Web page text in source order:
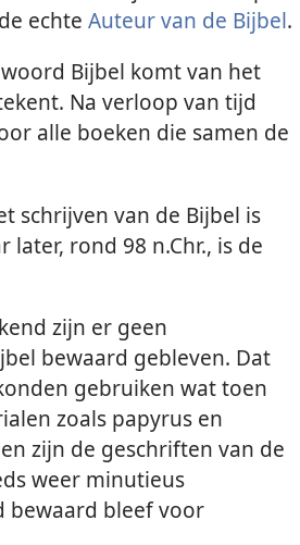
echte Auteur van de Bijbel.
Bijbel komt van het
Na verloop van tijd
alle boeken die samen de
schrijven van de Bijbel is
later, rond 98 n.Chr., is de
zijn er geen
bewaard gebleven. Dat
gebruiken wat toen
zoals papyrus en
zijn de geschriften van de
weer minutieus
bewaard bleef voor